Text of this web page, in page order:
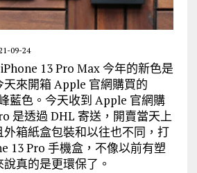
09-24
13 Pro Max 今年的新色是
天來開箱 Apple 官網購買的
藍色。今天收到 Apple 官網購
是透過 DHL 寄送，開賣當天上
箱紙盒包裝和以往也不同，打
13 Pro 手機盒，不像以前有塑
真的是更環保了。